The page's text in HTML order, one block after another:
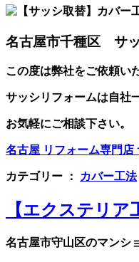
名古屋市千種区 サ
この度は弊社をご依頼い
サッシリフォームは自社
お気軽にご相談下さい。
名古屋 リフォーム専門店
カテゴリー ： カバー工法
【エクステリ
名古屋市守山区のマンシ